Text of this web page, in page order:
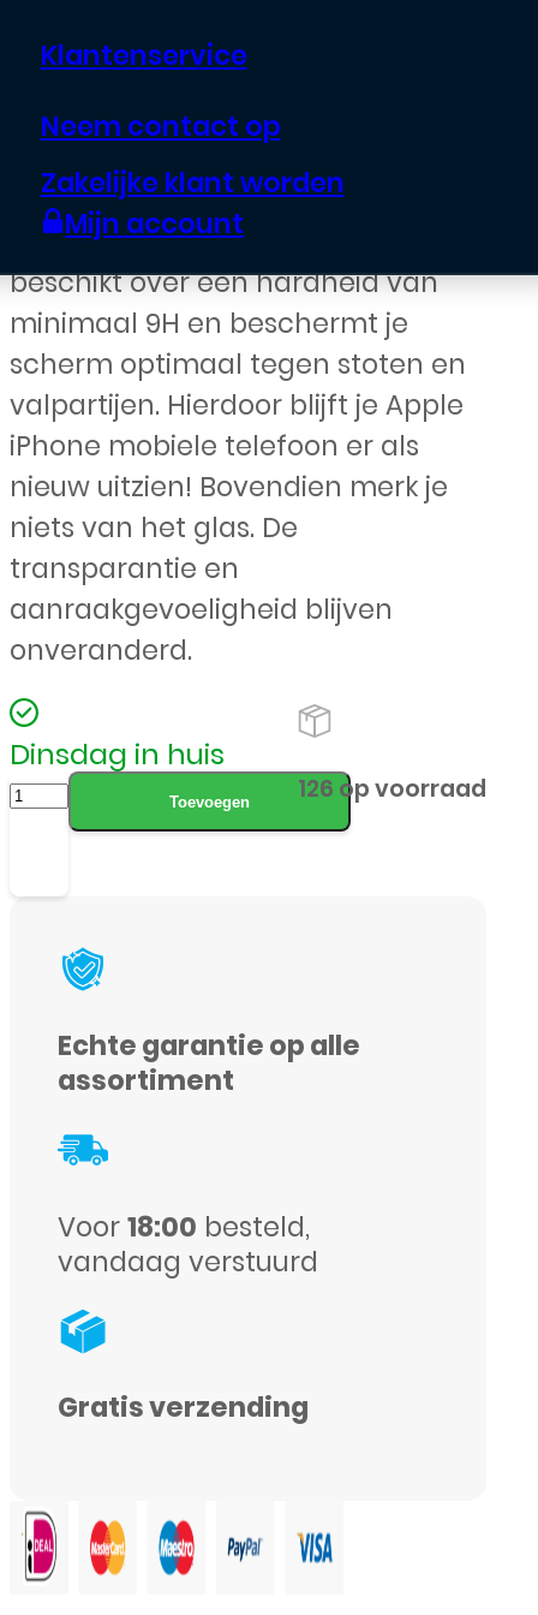
Klantenservice
Neem contact op
Zakelijke klant worden
Mijn account
€10,00
Houd het scherm van je Apple
iPhone telefoon krasvrij met de
Tempered Glass Screen Protector.
De glazen screen protector
beschikt over een hardheid van
minimaal 9H en beschermt je
scherm optimaal tegen stoten en
valpartijen. Hierdoor blijft je Apple
iPhone mobiele telefoon er als
nieuw uitzien! Bovendien merk je
niets van het glas. De
transparantie en
aanraakgevoeligheid blijven
onveranderd.
Dinsdag in huis
Apple
Cover
Screenprotector
Zwart
Toevoegen 126 op voorraad
Echte garantie op alle
assortiment
Voor18:00 besteld,
vandaag verstuurd
Gratis verzending